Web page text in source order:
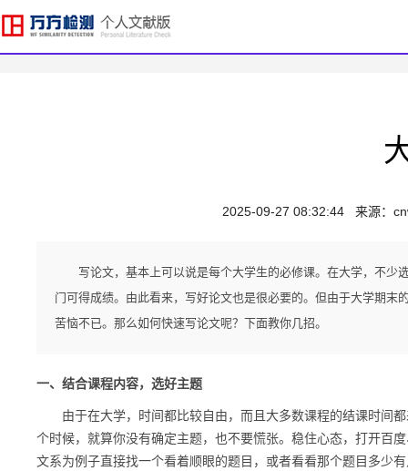
2025-09-27 08:32:44来源：
写论文，基本上可以说是每个大学生的必修课。在大学，不
门可得成绩。由此看来，写好论文也是很必要的。但由于大学期
苦恼不已。那么如何快速写论文呢？下面教你几招。
一、结合课程内容，选好主题
由于在大学，时间都比较自由，而且大多数课程的结课时间都
个时候，就算你没有确定主题，也不要慌张。稳住心态，打开百
文系为例子直接找一个看着顺眼的题目，或者看看那个题目多少